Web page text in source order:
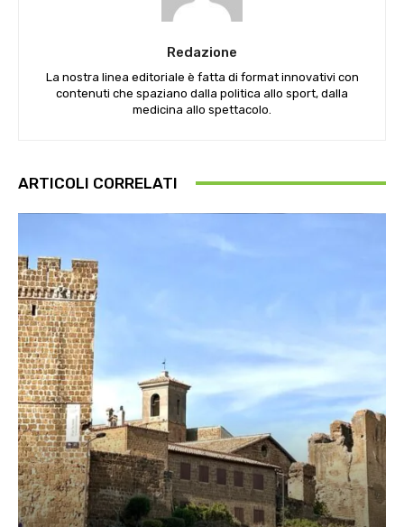
Redazione
La nostra linea editoriale è fatta di format innovativi con
contenuti che spaziano dalla politica allo sport, dalla
medicina allo spettacolo.
ARTICOLI CORRELATI